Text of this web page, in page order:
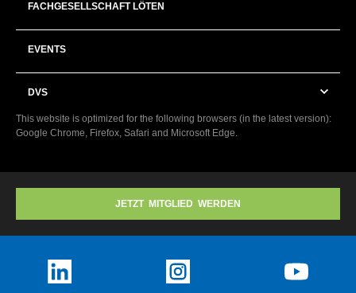
FACHGESELLSCHAFT LÖTEN
EVENTS
DVS
This website is optimized for the following browsers (in the latest version):
Google Chrome, Firefox, Safari and Microsoft Edge.
JETZT MITGLIED WERDEN